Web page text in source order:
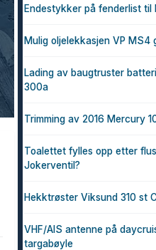
Endestykker på fenderlist til
Mulig oljelekkasjen VP MS4
Lading av baugtruster
300a
Trimming av 2016 Mercury
Toalettet fylles opp etter
Jokerventil?
Hekktrøster Viksund 310 st
VHF/AIS antenne på
targabøyle